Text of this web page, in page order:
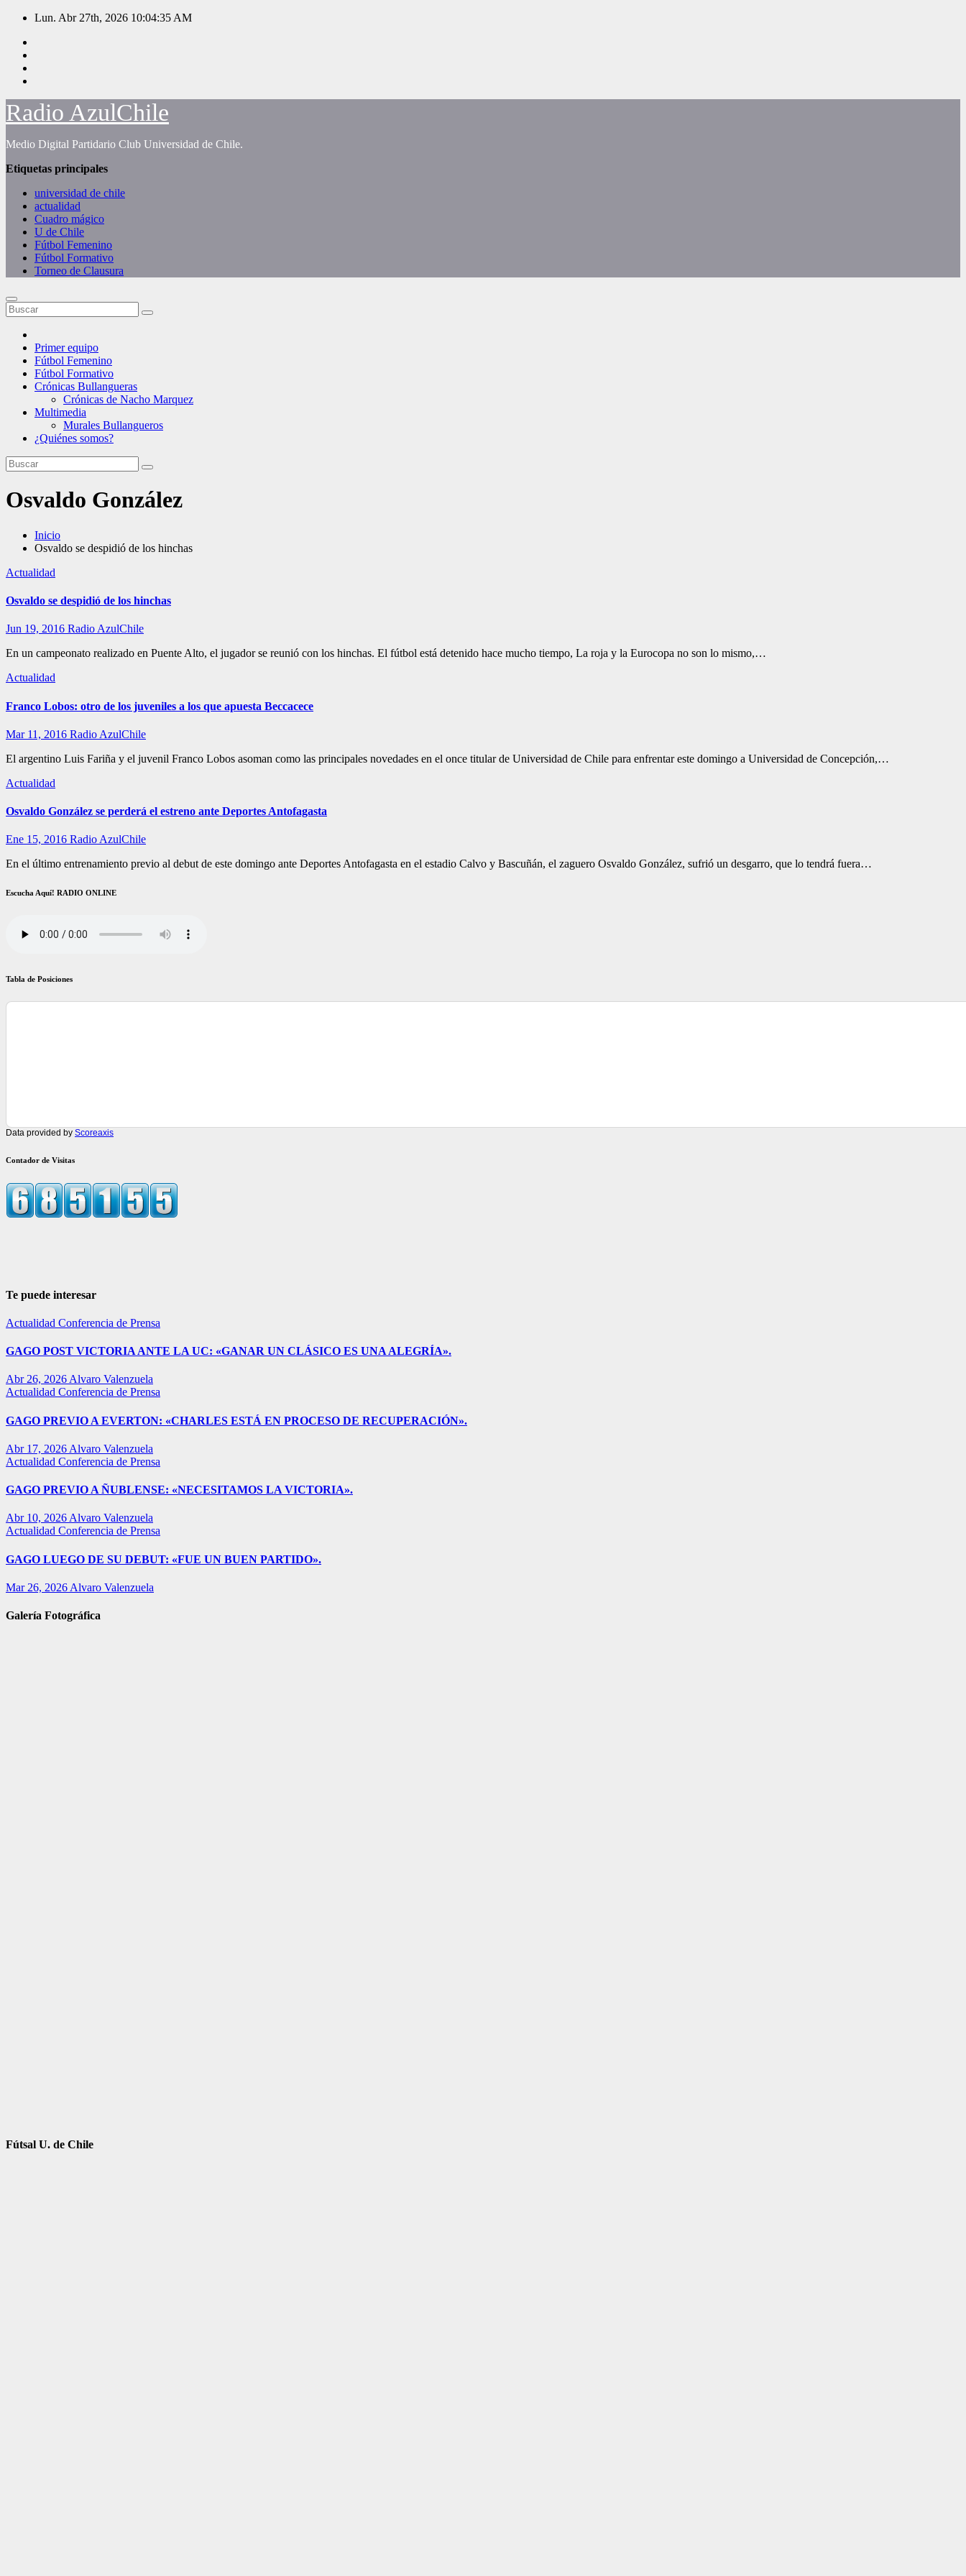
Saltar
contenido
Lun. Abr 27th, 2026 10:04:36 AM
Radio AzulChile
Medio Digital Partidario Club Universidad de Chile.
Etiquetas principales
universidad de chile
actualidad
Cuadro mágico
U de Chile
Fútbol Femenino
Fútbol Formativo
Torneo de Clausura
Primer equipo
Fútbol Femenino
Fútbol Formativo
Crónicas Bullangueras
Crónicas de Nacho Marquez
Multimedia
Murales Bullangueros
¿Quiénes somos?
Osvaldo González
Inicio
Osvaldo se despidió de los hinchas
Actualidad
Osvaldo se despidió de los hinchas
Jun 19, 2016 Radio AzulChile
En un campeonato realizado en Puente Alto, el jugador se reunió con los hinchas. El fútbol está detenido hace mucho tiempo, La roja y la Eurocopa no son lo mismo,…
Actualidad
Franco Lobos: otro de los juveniles a los que apuesta Beccacece
Mar 11, 2016 Radio AzulChile
El argentino Luis Fariña y el juvenil Franco Lobos asoman como las principales novedades en el once titular de Universidad de Chile para enfrentar este domingo a Universidad de Concepción,…
Actualidad
Osvaldo González se perderá el estreno ante Deportes Antofagasta
Ene 15, 2016 Radio AzulChile
En el último entrenamiento previo al debut de este domingo ante Deportes Antofagasta en el estadio Calvo y Bascuñán, el zaguero Osvaldo González, sufrió un desgarro, que lo tendrá fuera…
Escucha Aquí! RADIO ONLINE
Tabla de Posiciones
Data provided by Scoreaxis
Contador de Visitas
Te puede interesar
Actualidad Conferencia de Prensa
GAGO POST VICTORIA ANTE LA UC: «GANAR UN CLÁSICO ES UNA ALEGRÍA».
Abr 26, 2026 Alvaro Valenzuela
Actualidad Conferencia de Prensa
GAGO PREVIO A EVERTON: «CHARLES ESTÁ EN PROCESO DE RECUPERACIÓN».
Abr 17, 2026 Alvaro Valenzuela
Actualidad Conferencia de Prensa
GAGO PREVIO A ÑUBLENSE: «NECESITAMOS LA VICTORIA».
Abr 10, 2026Alvaro Valenzuela
Actualidad Conferencia de Prensa
GAGO LUEGO DE SU DEBUT: «FUE UN BUEN PARTIDO».
Mar 26, 2026 Alvaro Valenzuela
Galería Fotográfica
Fútsal U. de Chile